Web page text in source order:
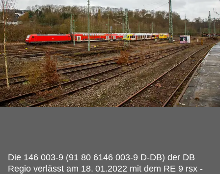
Die 146 003-9 (91 80 6146 003-9 D-DB) der DB
Regio verlässt am 18. 01.2022 mit dem RE 9 rsx -